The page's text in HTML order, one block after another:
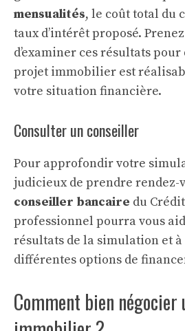
mensualités, le coût total du
taux d’intérêt proposé.
d’examiner ces résultats
projet immobilier est
votre situation financière.
Consulter un conseiller
Pour approfondir votre
judicieux de prendre rendez-
conseiller bancaire du
professionnel pourra vous
résultats de la simulation et
différentes options de
Comment bien